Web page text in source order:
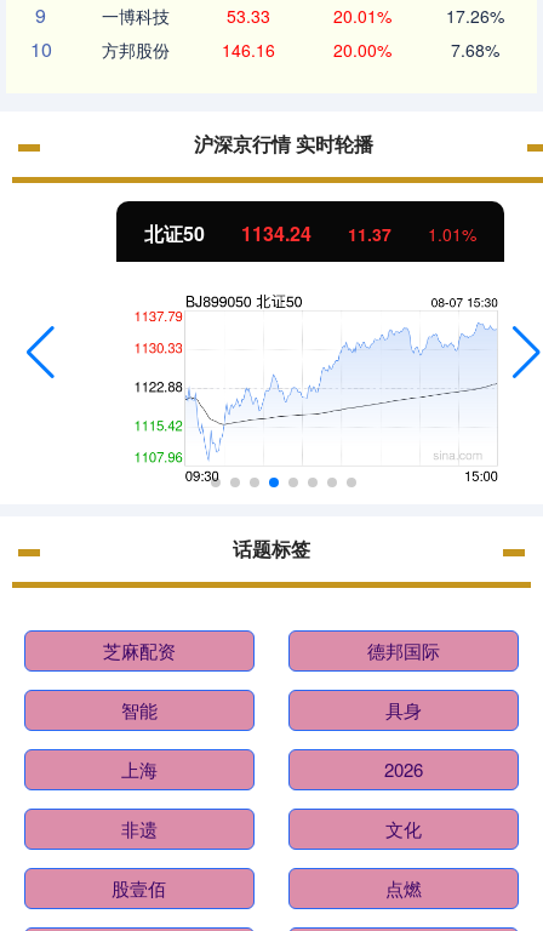
9 一博科技 53.33 20.01% 17.26%
10 方邦股份 146.16 20.00% 7.68%
沪深京行情 实时轮播
北证50 1134.24 11.37 1.01%
话题标签
芝麻配资 德邦国际
智能 具身
上海 2026
非遗 文化
股壹佰 点燃